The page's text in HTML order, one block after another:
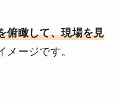
俯瞰して、現場を見
メージです。